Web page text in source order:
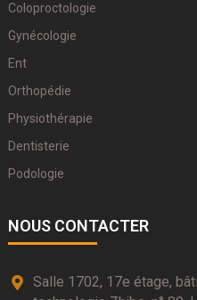
Coloproctologie
Gynécologie
Ent
Orthopédie
Physiothérapie
Dentisterie
Podologie
NOUS CONTACTER
Salle 1702, 17e étage,